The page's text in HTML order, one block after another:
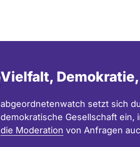
Vielfalt,
abgeordnetenwatch setzt sich
demokratische Gesellschaft ein,
die Moderation von Anfragen